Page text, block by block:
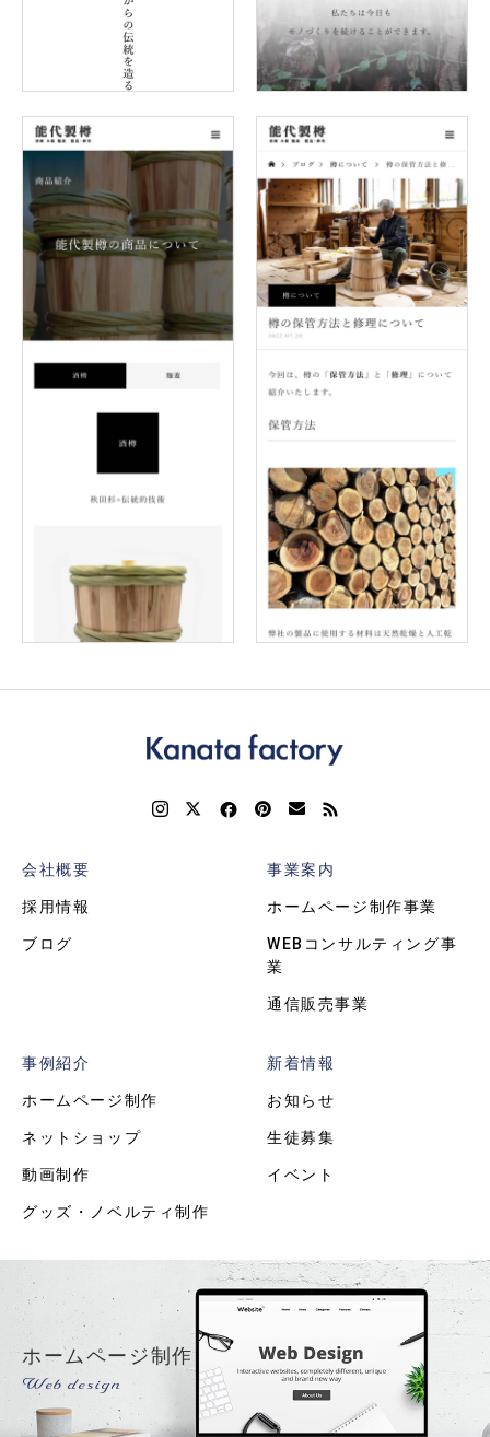
会社概要
採用情報
ブログ
事業案内
ホームページ制作事業
WEBコンサルティング事
業
通信販売事業
事例紹介
ホームページ制作
ネットショップ
動画制作
グッズ・ノベルティ制作
新着情報
お知らせ
生徒募集
イベント
ホームページ制作
Web design